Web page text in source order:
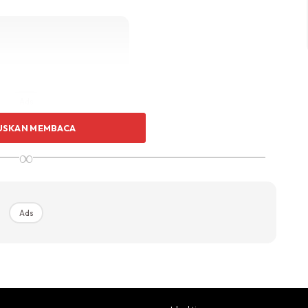
sudah tidak bergerak. Tetapi jika kereta anda
MEMBACA
∞
Ads